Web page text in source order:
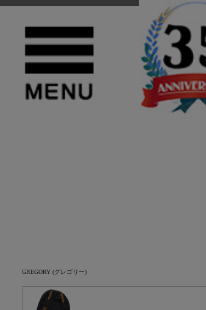
GREGORY (グレゴリー)